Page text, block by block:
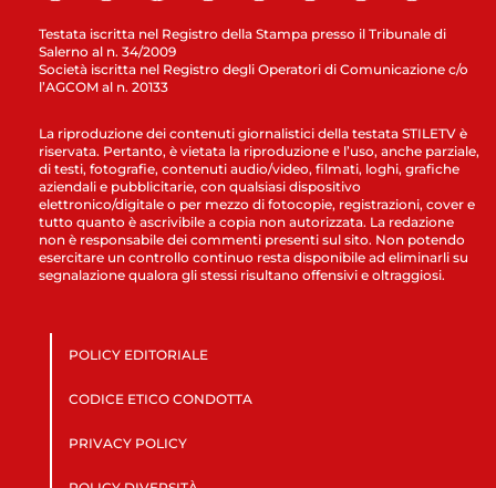
Testata iscritta nel Registro della Stampa presso il Tribunale di
Salerno al n. 34/2009
Società iscritta nel Registro degli Operatori di Comunicazione c/o
l’AGCOM al n. 20133
La riproduzione dei contenuti giornalistici della testata STILETV è
riservata. Pertanto, è vietata la riproduzione e l’uso, anche parziale,
di testi, fotografie, contenuti audio/video, filmati, loghi, grafiche
aziendali e pubblicitarie, con qualsiasi dispositivo
elettronico/digitale o per mezzo di fotocopie, registrazioni, cover e
tutto quanto è ascrivibile a copia non autorizzata. La redazione
non è responsabile dei commenti presenti sul sito. Non potendo
esercitare un controllo continuo resta disponibile ad eliminarli su
segnalazione qualora gli stessi risultano offensivi e oltraggiosi.
POLICY EDITORIALE
CODICE ETICO CONDOTTA
PRIVACY POLICY